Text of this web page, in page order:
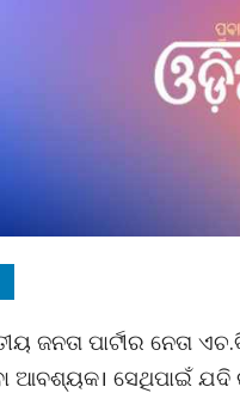
ପାର୍ଟୀର ନେତା
ଆବଶ୍ୟକ। ସେଥିପାଇଁ ଯଦି